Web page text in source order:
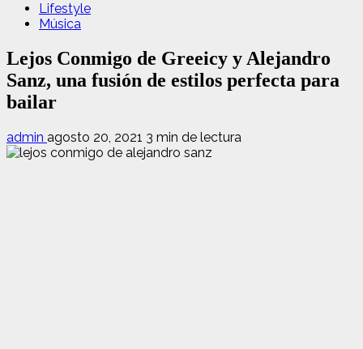
Lifestyle
Música
Lejos Conmigo de Greeicy y Alejandro
Sanz, una fusión de estilos perfecta para
bailar
admin agosto 20, 2021 3 min de lectura